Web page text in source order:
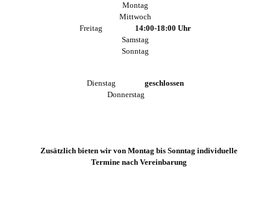
Montag
Mittwoch
Freitag 14:00-18:00 Uhr
Samstag
Sonntag
Dienstag geschlossen
Donnerstag
Zusätzlich bieten wir von Montag bis Sonntag individuelle
Termine nach Vereinbarung